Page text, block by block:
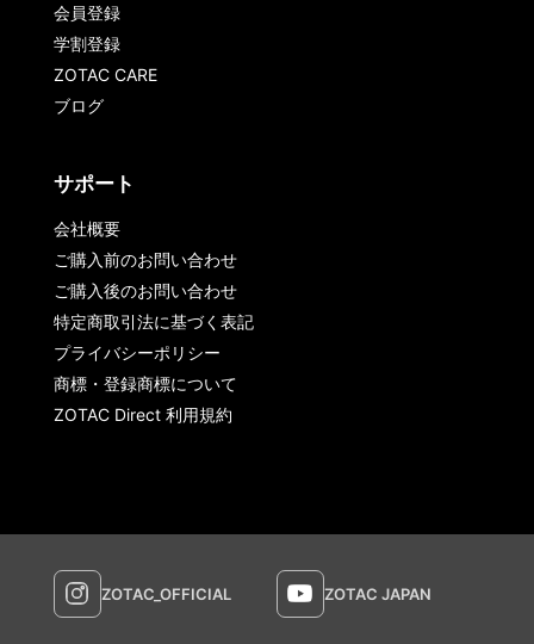
会員登録
学割登録
ZOTAC CARE
ブログ
サポート
会社概要
ご購入前のお問い合わせ
ご購入後のお問い合わせ
特定商取引法に基づく表記
プライバシーポリシー
商標・登録商標について
ZOTAC Direct 利用規約
ZOTAC_OFFICIAL ZOTAC JAPAN